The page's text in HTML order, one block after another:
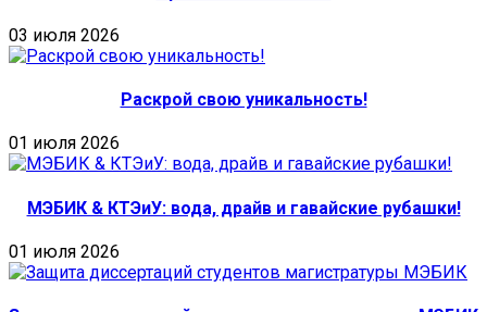
03 июля 2026
Раскрой свою уникальность!
01 июля 2026
МЭБИК & КТЭиУ: вода, драйв и гавайские рубашки!
01 июля 2026